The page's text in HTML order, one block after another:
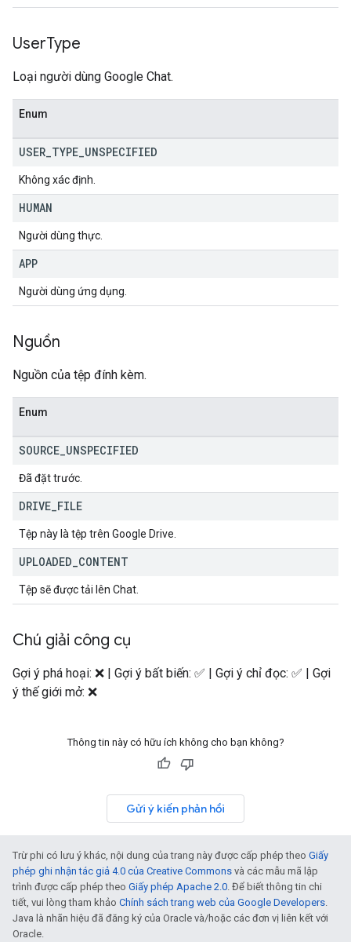
UserType
Loại người dùng Google Chat.
Enum
USER TYPE UNSPECIFIED
Không xác định.
HUMAN
Người dùng thực.
APP
Người dùng ứng dụng.
Nguồn
Nguồn của tệp đính kèm.
Enum
SOURCE UNSPECIFIED
Đã đặt trước.
DRIVE FILE
Tệp này là tệp trên Google Drive.
UPLOADED CONTENT
Tệp sẽ được tải lên Chat.
Chú giải công cụ
Gợi ý phá hoại: ❌ | Gợi ý bất biến: ✅ | Gợi ý chỉ đọc: ✅ | Gợi
ý thế giới mở: ❌
Thông tin này có hữu ích không cho bạn không?
Gửi ý kiến phản hồi
Trừ phi có lưu ý khác, nội dung của trang này được cấp phép theo Giấy
phép ghi nhận tác giả 4.0 của Creative Commons và các mẫu mã lập
trình được cấp phép theo Giấy phép Apache 2.0. Để biết thông tin chi
tiết, vui lòng tham khảo Chính sách trang web của Google Developers.
Java là nhãn hiệu đã đăng ký của Oracle và/hoặc các đơn vị liên kết với
Oracle.